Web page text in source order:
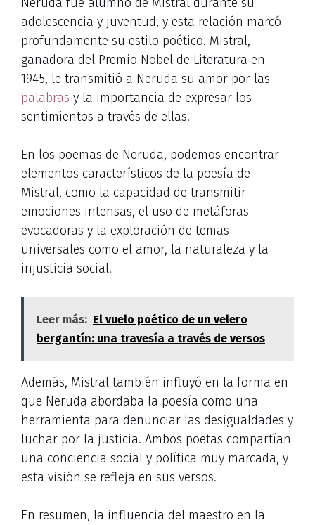
adolescencia y juventud, y esta relación marcó
profundamente su estilo poético. Mistral,
ganadora del Premio Nobel de Literatura en
1945, le transmitió a Neruda su amor por las
palabras y la importancia de expresar los
sentimientos a través de ellas.
En los poemas de Neruda, podemos encontrar
elementos característicos de la poesía de
Mistral, como la capacidad de transmitir
emociones intensas, el uso de metáforas
evocadoras y la exploración de temas
universales como el amor, la naturaleza y la
injusticia social.
Leer más: El vuelo poético de un velero
bergantín: una travesía a través de versos
Además, Mistral también influyó en la forma en
que Neruda abordaba la poesía como una
herramienta para denunciar las desigualdades y
luchar por la justicia. Ambos poetas compartían
una conciencia social y política muy marcada, y
esta visión se refleja en sus versos.
En resumen, la influencia del maestro en la